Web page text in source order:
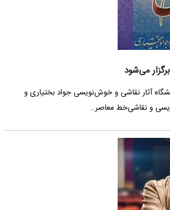
می‌شود
آثار نقاشی و خوش‌نویسی جواد بختیاری و
و نقاشی‌خط معاصر…